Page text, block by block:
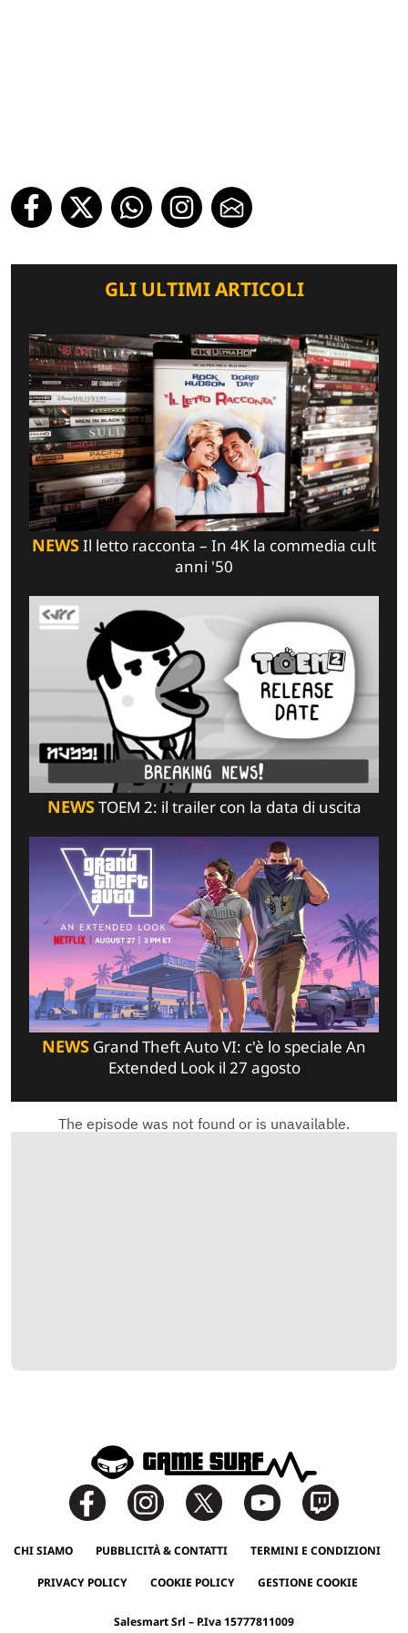
GLI ULTIMI ARTICOLI
NEWSIl letto racconta – In 4K la commedia cult
anni '50
NEWSTOEM 2: il trailer con la data di uscita
NEWS Grand Theft Auto VI: c'è lo speciale An
Extended Look il 27 agosto
CHI SIAMO PUBBLICITÀ & CONTATTI TERMINI E CONDIZIONI
PRIVACY POLICY COOKIE POLICY GESTIONE COOKIE
Salesmart Srl – P.Iva 15777811009